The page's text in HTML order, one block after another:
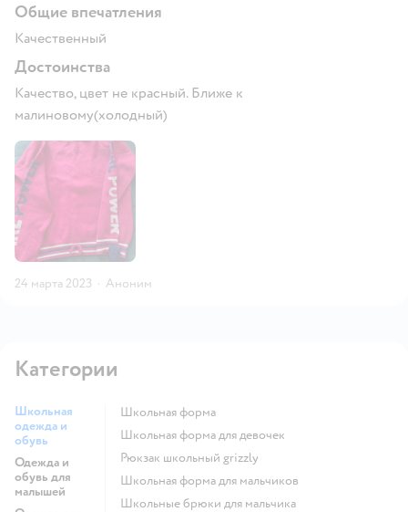
Общие впечатления
Качественный
Достоинства
Качество, цвет не красный. Ближе к
малиновому(холодный)
24 марта 2023 · Аноним
Категории
Школьная
одежда и
обувь
Одежда и
обувь для
малышей
Школьная форма
Школьная форма для девочек
Рюкзак школьный grizzly
Школьная форма для мальчиков
Школьные брюки для мальчика